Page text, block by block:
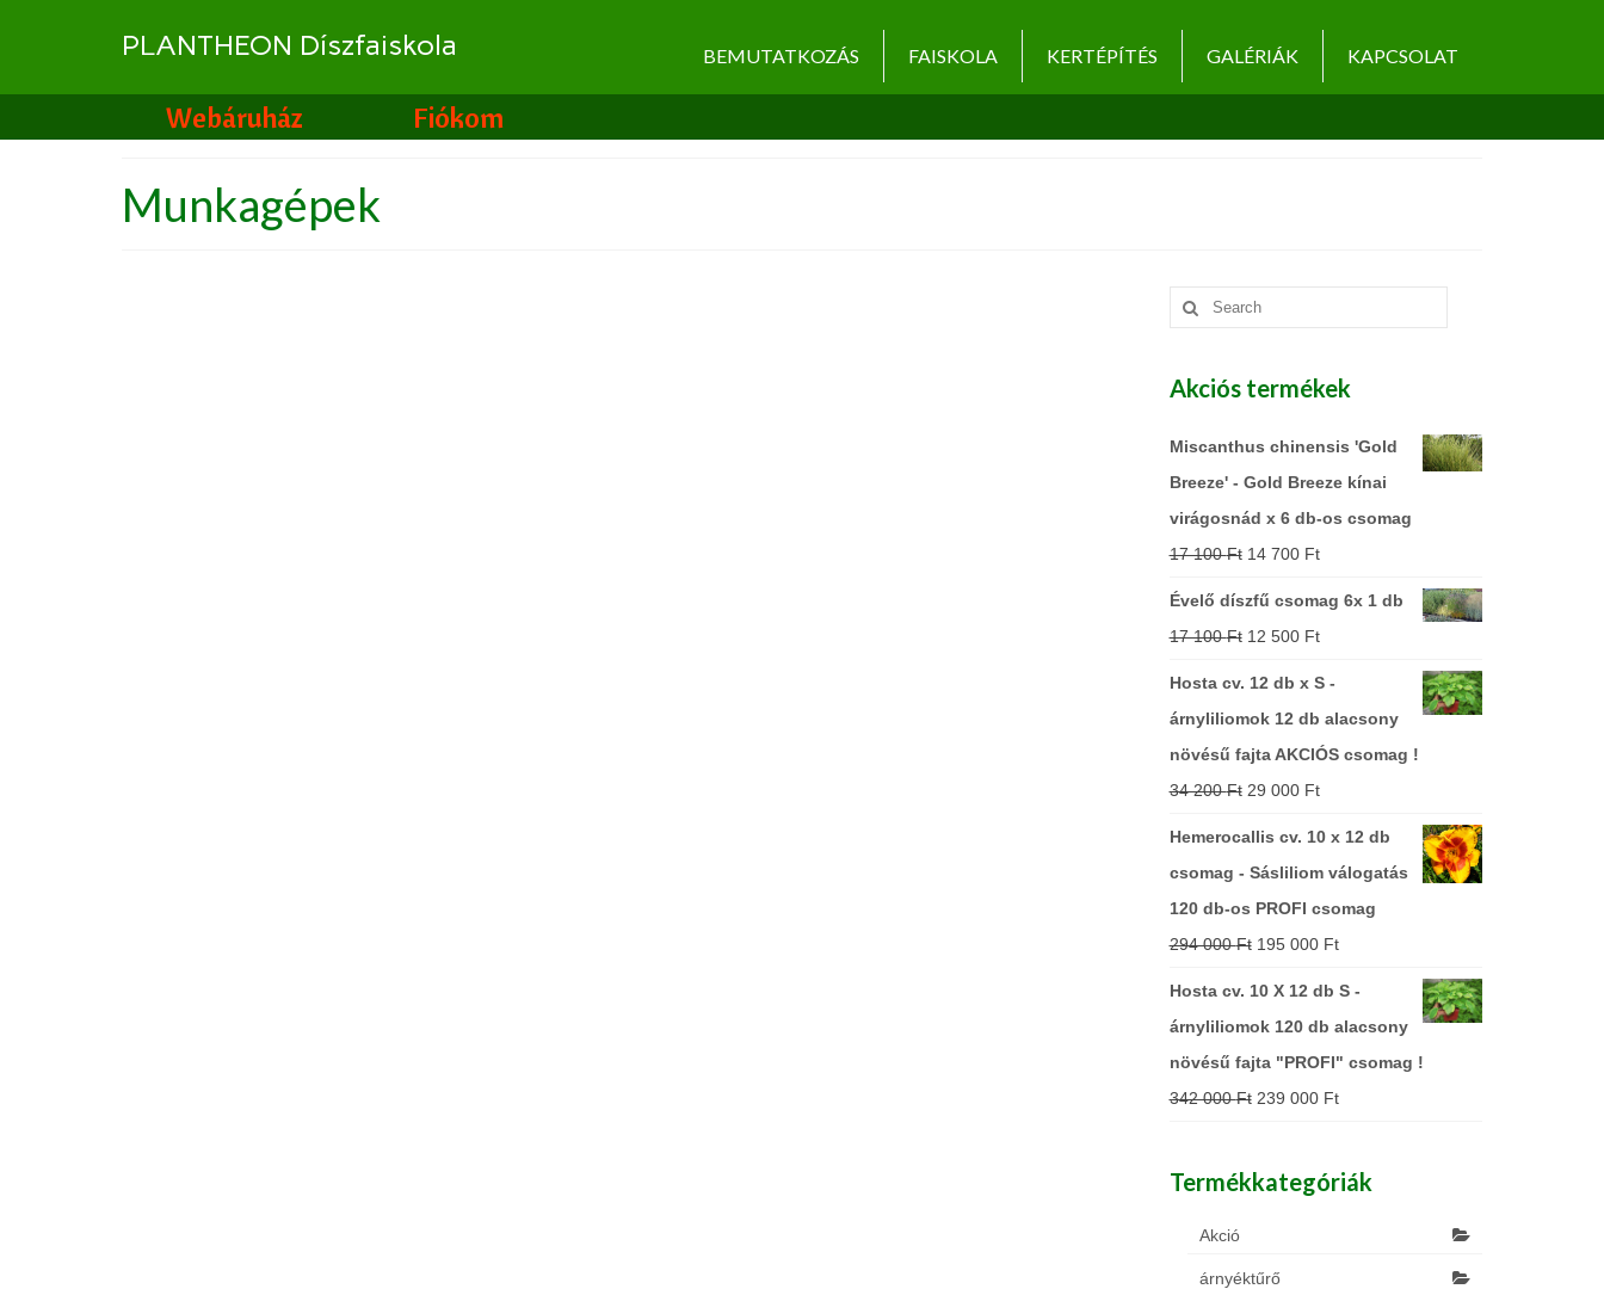
PLANTHEON Díszfaiskola BEMUTATKOZÁS FAISKOLA KERTÉPÍTÉS GALÉRIÁK KAPCSOLAT
Webáruház Fiókom
Munkagépek
Search
for:
Akciós termékek
Miscanthus chinensis 'Gold
Breeze' - Gold Breeze kínai
virágosnád x 6 db-os csomag
17 100Ft 14 700 Ft
Évelő díszfű csomag 6x 1 db
17 100Ft 12 500 Ft
Hosta cv. 12 db x S -
árnyliliomok 12 db alacsony
növésű fajta AKCIÓS csomag !
34 200Ft 29 000 Ft
Hemerocallis cv. 10 x 12 db
csomag - Sásliliom válogatás
120 db-os PROFI csomag
294 000Ft 195 000 Ft
Hosta cv. 10 X 12 db S -
árnyliliomok 120 db alacsony
növésű fajta "PROFI" csomag !
342 000Ft 239 000 Ft
Termékkategóriák
Akció
árnyéktűrő